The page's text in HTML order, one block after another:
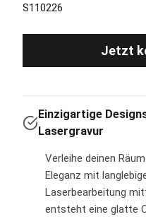
S110226
Jetzt
Einzigartige
Lasergravur
Verleihe deinen
Eleganz mit
Laserbearbeitung
entsteht eine glatte